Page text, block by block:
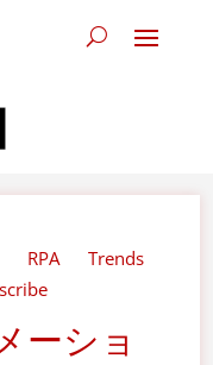
RPA
Trends
ーショ